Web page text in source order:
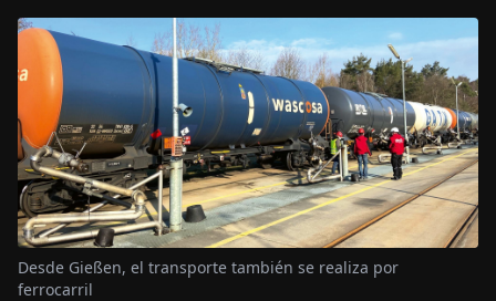
Desde Gießen, el transporte también se realiza por
ferrocarril